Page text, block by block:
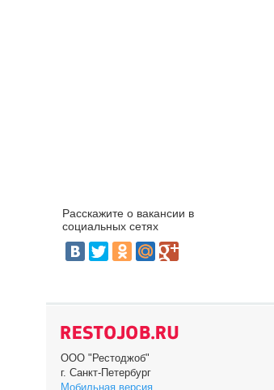
Расскажите о вакансии в
социальных сетях
ООО "Рестоджоб"
г. Санкт-Петербург
Мобильная версия